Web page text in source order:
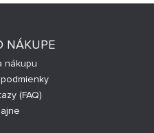
NÁKUPE
nákupu
(FAQ)